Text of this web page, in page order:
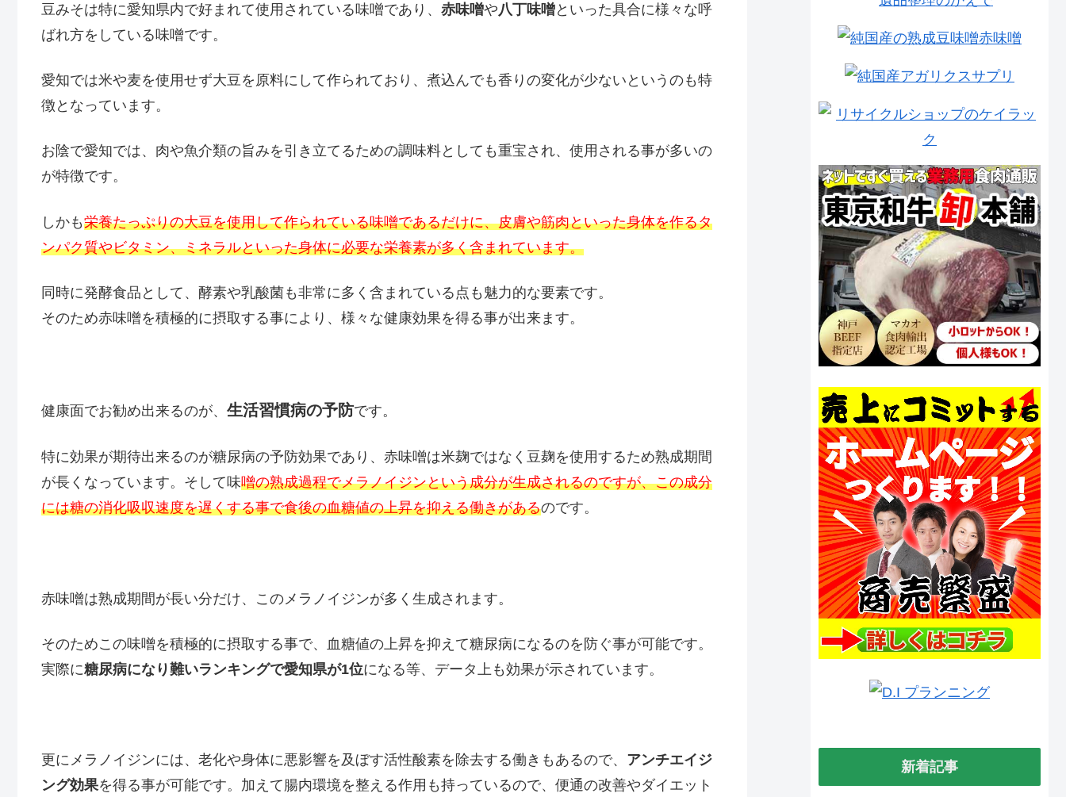
豆みそは特に愛知県内で好まれて使用されている味噌であり、 赤味噌や八丁味噌といった具合に様々な呼
ばれ方をしている味噌です。
愛知では米や麦を使用せず大豆を原料にして作られており、煮込んでも香りの変化が少ないというのも特
徴となっています。
お陰で愛知では、肉や魚介類の旨みを引き立てるための調味料としても重宝され、使用される事が多いの
が特徴です。
しかも栄養たっぷりの大豆を使用して作られている味噌であるだけに、皮膚や筋肉といった身体を作るタ
ンパク質やビタミン、ミネラルといった身体に必要な栄養素が多く含まれています。
同時に発酵食品として、酵素や乳酸菌も非常に多く含まれている点も魅力的な要素です。
そのため赤味噌を積極的に摂取する事により、様々な健康効果を得る事が出来ます。
健康面でお勧め出来るのが、 生活習慣病の予防です。
特に効果が期待出来るのが糖尿病の予防効果であり、赤味噌は米麹ではなく豆麹を使用するため熟成期間
が長くなっています。そして味噌の熟成過程でメラノイジンという成分が生成されるのですが、この成分
には糖の消化吸収速度を遅くする事で食後の血糖値の上昇を抑える働きがあるのです。
赤味噌は熟成期間が長い分だけ、このメラノイジンが多く生成されます。
そのためこの味噌を積極的に摂取する事で、血糖値の上昇を抑えて糖尿病になるのを防ぐ事が可能です。
実際に糖尿病になり難いランキングで愛知県が1位になる等、データ上も効果が示されています。
更にメラノイジンには、老化や身体に悪影響を及ぼす活性酸素を除去する働きもあるので、 アンチエイジ
ング効果を得る事が可能です。加えて腸内環境を整える作用も持っているので、便通の改善やダイエット
新着記事